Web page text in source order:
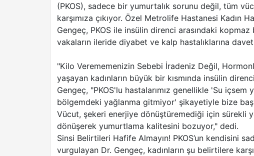
(PKOS), sadece bir yumurtalık sorunu değil, tüm
karşımıza çıkıyor. Özel Metrolife Hastanesi Kadın
Gengeç, PKOS ile insülin direnci arasındaki
vakaların ileride diyabet ve kalp hastalıklarına
"Kilo Verememenizin Sebebi İradeniz Değil,
yaşayan kadınların büyük bir kısmında insülin
Gengeç, "PKOS'lu hastalarımız genellikle 'Su
bölgemdeki yağlanma gitmiyor' şikayetiyle bize
Vücut, şekeri enerjiye dönüştüremediği için sürekli
dönüşerek yumurtlama kalitesini bozuyor," dedi.
Sinsi Belirtileri Hafife Almayın! PKOS’un kendisini
vurgulayan Dr. Gengeç, kadınların şu belirtilere